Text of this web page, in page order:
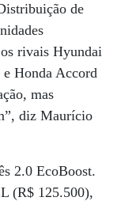
de
rivais Hyundai
Honda Accord
mas
diz Maurício
2.0 EcoBoost.
(R$ 125.500),